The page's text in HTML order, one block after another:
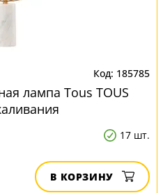
185785
лампа Tous TOUS
17 шт.
В КОРЗИНУ